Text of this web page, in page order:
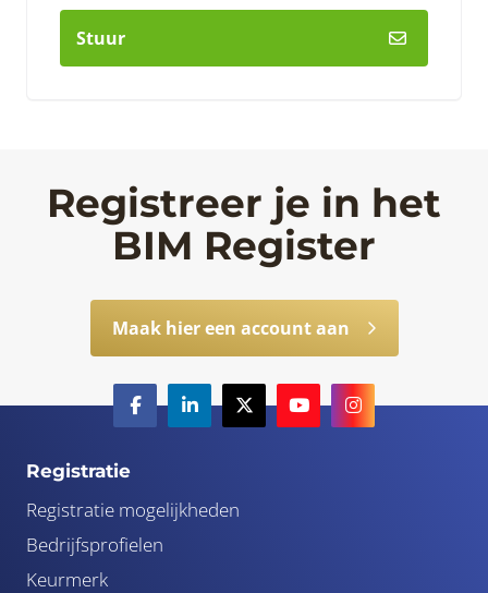
Stuur
Registreer je in het
BIM Register
Maak hier een account aan
Registratie
Registratie mogelijkheden
Bedrijfsprofielen
Keurmerk